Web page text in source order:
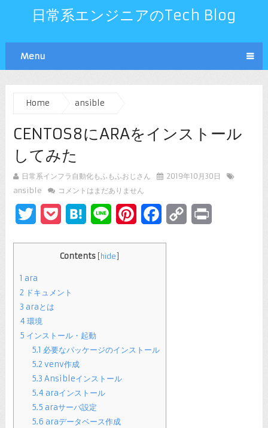
日常系エンジニアのTech Blog
Menu
Home ansible
CENTOS8にARAをインストール
してみた
日常系インフラ自動化もふもふおじさん
2019年10月30日
ansible
コメントはまだありません
TwitterPocketHatenaLine PinterestFacebook
Copy
Contents hide
1 ara
2 ドキュメント
3 araとは
4 環境
5 インストール・起動
5.1 必要なパッケージのインストール
5.2 venv作成
5.3 Ansibleインストール
5.4 araインストール
5.5 araサーバ設定
5.6 araデータベース作成